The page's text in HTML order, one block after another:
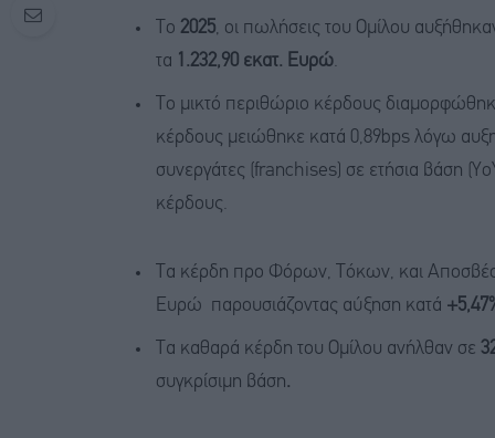
Το 2025, οι πωλήσεις του Ομίλου
τα
1.232,90 εκατ. Ευρώ.
Το μικτό περιθώριο κέρδους
κέρδους μειώθηκε κατά 0,89bps λόγω
συνεργάτες (franchises) σε ετήσια βάση
κέρδους.
Τα κέρδη προ Φόρων, Τόκων, και
Ευρώ παρουσιάζοντας αύξηση κατά
Τα καθαρά κέρδη του Ομίλου ανήλθαν σε
συγκρίσιμη βάση.